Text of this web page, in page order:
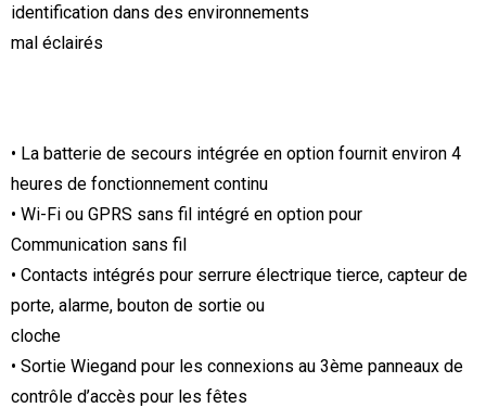
identification dans des environnements
mal éclairés
• La batterie de secours intégrée en option fournit environ 4
heures de fonctionnement continu
• Wi-Fi ou GPRS sans fil intégré en option pour
Communication sans fil
• Contacts intégrés pour serrure électrique tierce, capteur de
porte, alarme, bouton de sortie ou
cloche
• Sortie Wiegand pour les connexions au 3ème panneaux de
contrôle d’accès pour les fêtes